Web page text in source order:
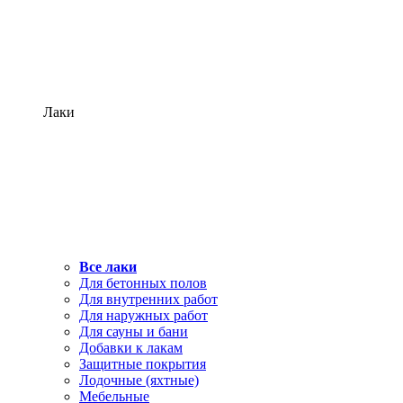
Лаки
Все лаки
Для бетонных полов
Для внутренних работ
Для наружных работ
Для сауны и бани
Добавки к лакам
Защитные покрытия
Лодочные (яхтные)
Мебельные